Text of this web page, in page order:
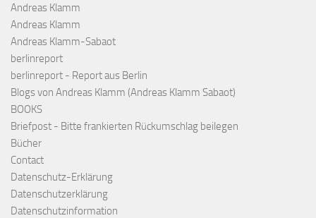
Andreas Klamm
Andreas Klamm
Andreas Klamm-Sabaot
berlinreport
berlinreport - Report aus Berlin
Blogs von Andreas Klamm (Andreas Klamm Sabaot)
BOOKS
Briefpost - Bitte frankierten Rückumschlag beilegen
Bücher
Contact
Datenschutz-Erklärung
Datenschutzerklärung
Datenschutzinformation